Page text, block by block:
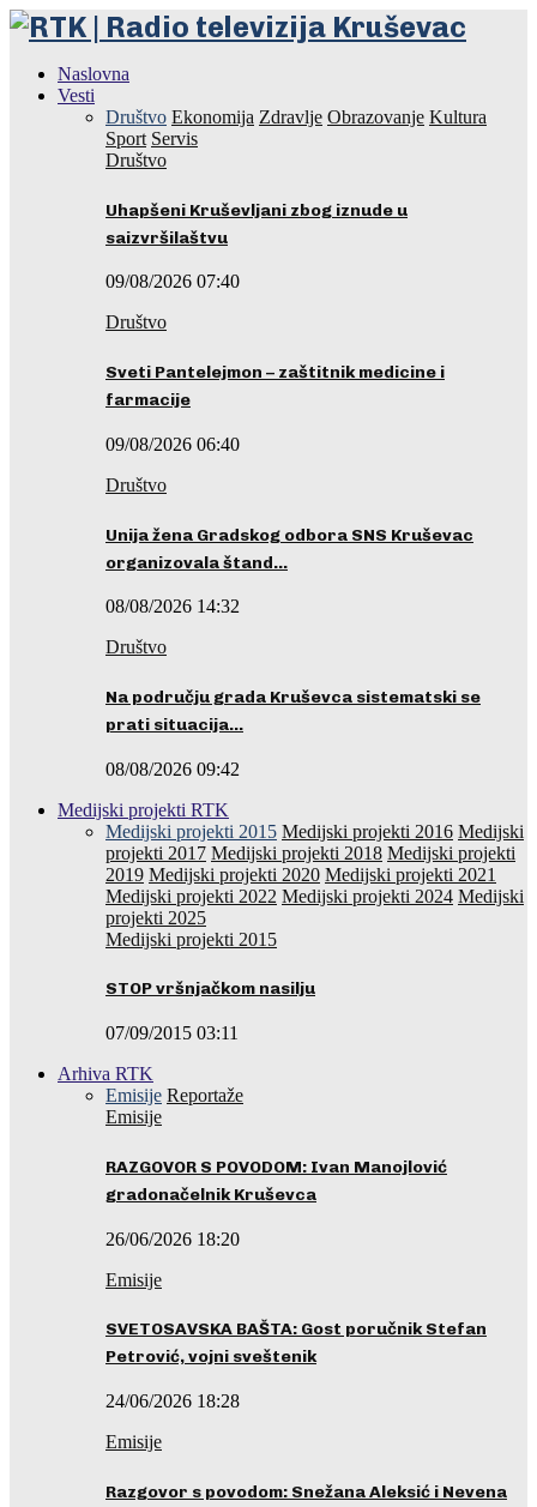
Naslovna
Vesti
Društvo Ekonomija Zdravlje Obrazovanje Kultura
Sport Servis
Društvo
Uhapšeni Kruševljani zbog iznude u
saizvršilaštvu
09/08/2026 07:40
Društvo
Sveti Pantelejmon – zaštitnik medicine i
farmacije
09/08/2026 06:40
Društvo
Unija žena Gradskog odbora SNS Kruševac
organizovala štand…
08/08/2026 14:32
Društvo
Na području grada Kruševca sistematski se
prati situacija…
08/08/2026 09:42
Medijski projekti RTK
Medijski projekti 2015 Medijski projekti 2016 Medijski
projekti 2017 Medijski projekti 2018 Medijski projekti
2019 Medijski projekti 2020 Medijski projekti 2021
Medijski projekti 2022 Medijski projekti 2024 Medijski
projekti 2025
Medijski projekti 2015
STOP vršnjačkom nasilju
07/09/2015 03:11
Arhiva RTK
Emisije Reportaže
Emisije
RAZGOVOR S POVODOM: Ivan Manojlović
gradonačelnik Kruševca
26/06/2026 18:20
Emisije
SVETOSAVSKA BAŠTA: Gost poručnik Stefan
Petrović, vojni sveštenik
24/06/2026 18:28
Emisije
Razgovor s povodom: Snežana Aleksić i Nevena